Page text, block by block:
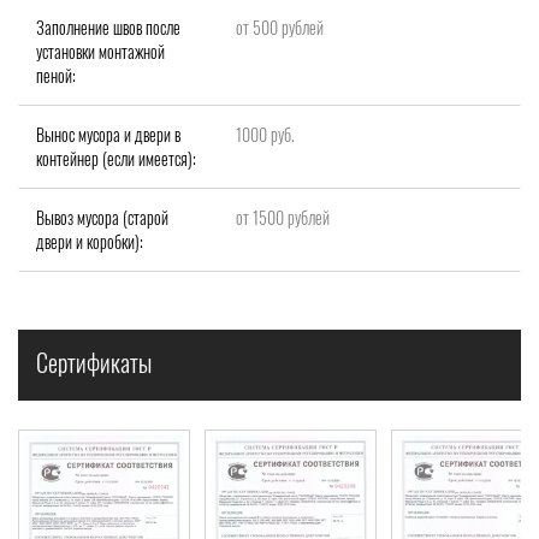
Заполнение швов после
установки монтажной
пеной:
от 500 рублей
Вынос мусора и двери в
контейнер (если имеется):
1000 руб.
Вывоз мусора (старой
двери и коробки):
от 1500 рублей
Сертификаты